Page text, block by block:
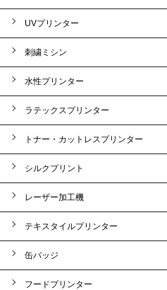
UVプリンター
刺繍ミシン
水性プリンター
ラテックスプリンター
トナー・カットレスプリンター
シルクプリント
レーザー加工機
テキスタイルプリンター
缶バッジ
フードプリンター